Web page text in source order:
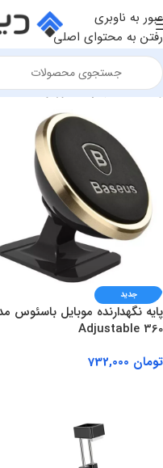
عبور به ناوبری
رفتن به محتوای اصلی
»تجهیزات خوردو
جدید
پایه نگهدارنده موبایل باسئوس
360 Adjustable
تومان